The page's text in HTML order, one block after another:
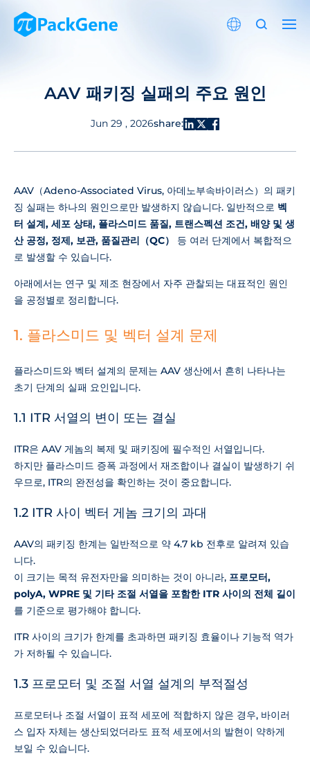
AAV 패키징 실패의 주요 원인
Jun 29 , 2026share:
AAV（Adeno-Associated Virus, 아데노부속바이러스）의 패키
징 실패는 하나의 원인으로만 발생하지 않습니다. 일반적으로 벡
터 설계, 세포 상태, 플라스미드 품질, 트랜스펙션 조건, 배양 및 생
산 공정, 정제, 보관, 품질관리（QC）
등 여러 단계에서 복합적으
로 발생할 수 있습니다.
아래에서는 연구 및 제조 현장에서 자주 관찰되는 대표적인 원인
을 공정별로 정리합니다.
1. 플라스미드 및 벡터 설계 문제
플라스미드와 벡터 설계의 문제는 AAV 생산에서 흔히 나타나는
초기 단계의 실패 요인입니다.
1.1 ITR 서열의 변이 또는 결실
ITR은 AAV 게놈의 복제 및 패키징에 필수적인 서열입니다.
하지만 플라스미드 증폭 과정에서 재조합이나 결실이 발생하기 쉬
우므로, ITR의 완전성을 확인하는 것이 중요합니다.
1.2 ITR 사이 벡터 게놈 크기의 과대
AAV의 패키징 한계는 일반적으로 약 4.7 kb 전후로 알려져 있습
니다.
이 크기는 목적 유전자만을 의미하는 것이 아니라, 프로모터,
polyA, WPRE 및 기타 조절 서열을 포함한 ITR 사이의 전체 길이
를 기준으로 평가해야 합니다.
ITR 사이의 크기가 한계를 초과하면 패키징 효율이나 기능적 역가
가 저하될 수 있습니다.
1.3 프로모터 및 조절 서열 설계의 부적절성
프로모터나 조절 서열이 표적 세포에 적합하지 않은 경우, 바이러
스 입자 자체는 생산되었더라도 표적 세포에서의 발현이 약하게
보일 수 있습니다.